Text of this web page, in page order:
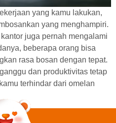
yang kamu lakukan,
yang menghampiri.
juga pernah mengalami
beberapa orang bisa
rasa bosan dengan tepat.
dan produktivitas tetap
terhindar dari omelan